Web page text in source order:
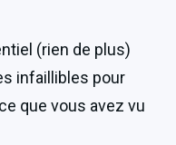
(rien de plus)
infaillibles pour
que vous avez vu